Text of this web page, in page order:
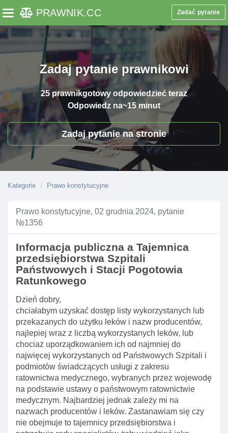
Toggle navigation
PRAWNIK.CC Zadać pytanie
Zadaj pytanie prawnikowi
25 prawnikgotowy odpowiedzieć teraz
Odpowiedz na~15 minut
Zadaj pytanie na stronie
Kategorie Prawo konstytucyjne
Prawo konstytucyjne, 02 grudnia 2024, pytanie
№1356
Informacja publiczna a Tajemnica
przedsiębiorstwa Szpitali
Państwowych i Stacji Pogotowia
Ratunkowego
Dzień dobry,
chciałabym uzyskać dostęp listy wykorzystanych lub
przekazanych do użytku leków i nazw producentów,
najlepiej wraz z liczbą wykorzystanych leków, lub
chociaż uporządkowaniem ich od najmniej do
najwięcej wykorzystanych od Państwowych Szpitali i
podmiotów świadczących usługi z zakresu
ratownictwa medycznego, wybranych przez wojewodę
na podstawie ustawy o państwowym ratownictwie
medycznym. Najbardziej jednak zależy mi na
nazwach producentów i leków. Zastanawiam się czy
nie obejmuje to tajemnicy przedsiębiorstwa i